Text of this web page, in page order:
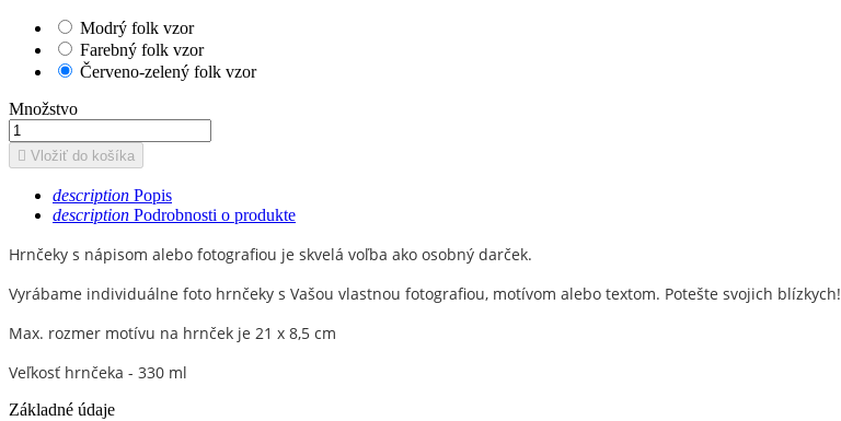
Modrý folk vzor
Farebný folk vzor
Červeno-zelený folk vzor
Množstvo
 Vložiť do košíka
description Popis
description Podrobnosti o produkte
Hrnčeky s nápisom alebo fotografiou je skvelá voľba ako osobný darček.
Vyrábame individuálne foto hrnčeky s Vašou vlastnou fotografiou, motívom alebo textom. Potešte svojich blízkych!
Max. rozmer motívu na hrnček je 21 x 8,5 cm
Veľkosť hrnčeka - 330 ml
Základné údaje